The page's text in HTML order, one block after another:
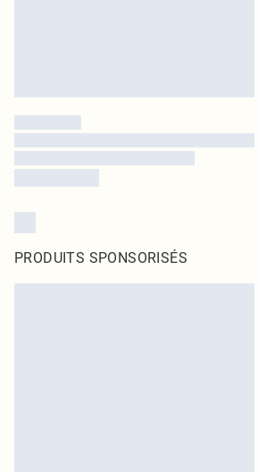
PRODUITS SPONSORISÉS